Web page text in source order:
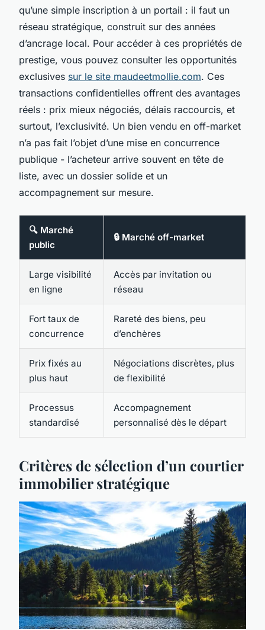
qu’une simple inscription à un portail : il faut un
réseau stratégique, construit sur des années
d’ancrage local. Pour accéder à ces propriétés de
prestige, vous pouvez consulter les opportunités
exclusives sur le site maudeetmollie.com. Ces
transactions confidentielles offrent des avantages
réels : prix mieux négociés, délais raccourcis, et
surtout, l’exclusivité. Un bien vendu en off-market
n’a pas fait l’objet d’une mise en concurrence
publique - l’acheteur arrive souvent en tête de
liste, avec un dossier solide et un
accompagnement sur mesure.
🔍 Marché
public
🔒 Marché off-market
Large visibilité
en ligne
Accès par invitation ou
réseau
Fort taux de
concurrence
Rareté des biens, peu
d’enchères
Prix fixés au
plus haut
Négociations discrètes, plus
de flexibilité
Processus
standardisé
Accompagnement
personnalisé dès le départ
Critères de sélection d’un courtier
immobilier stratégique